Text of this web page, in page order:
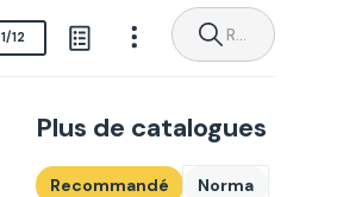
1/12
Plus de catalogues
Recommandé Norma